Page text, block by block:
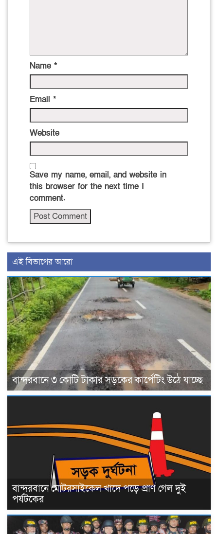
Name *
Email *
Website
Save my name, email, and website in
this browser for the next time I
comment.
এই বিভাগের আরো
বান্দরবানে ৩ কোটি টাকার সড়কের কার্পেটিং উঠে যাচ্ছে
বান্দরবানে মোটরসাইকেল খাদে পড়ে প্রাণ গেল দুই
পর্যটকের